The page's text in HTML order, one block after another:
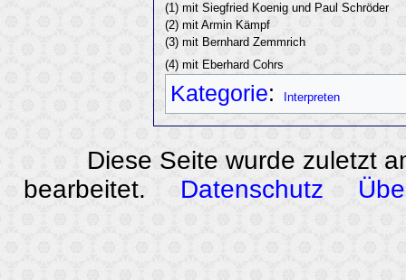
(1) mit Siegfried Koenig und Paul Schröder
(2) mit Armin Kämpf
(3) mit Bernhard Zemmrich
(4) mit Eberhard Cohrs
Kategorie: Interpreten
Diese Seite wurde zuletzt
bearbeitet.
Datenschutz